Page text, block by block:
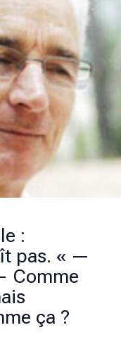
:
pas. « —
Comme
ça ?